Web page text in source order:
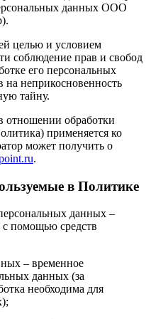
данных ООО
целью и условием
соблюдение прав и свобод
его персональных
неприкосновенность
тайну.
отношении обработки
применяется ко
может получить о
.
в Политике
данных –
помощью средств
– временное
данных (за
необходима для